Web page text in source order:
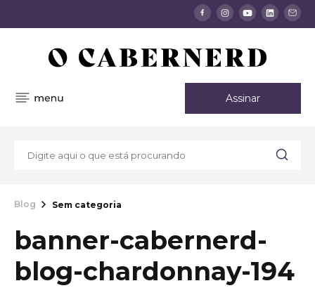
Assinar
Blog Sem categoria
banner-cabernerd-
blog-chardonnay-194